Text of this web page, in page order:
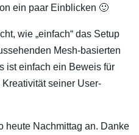
ein paar Einblicken 🙂
wie „einfach“ das Setup
Mesh-basierten
ist einfach ein Beweis für
seiner User-
heute Nachmittag an. Danke